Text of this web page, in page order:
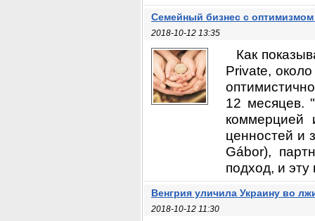
Семейный бизнес с
2018-10-12 13:35
Как
Private,
12 месяцев.
ценностей и
Gábor),
подход, и эту
Венгрия уличила Украину во
2018-10-12 11:30